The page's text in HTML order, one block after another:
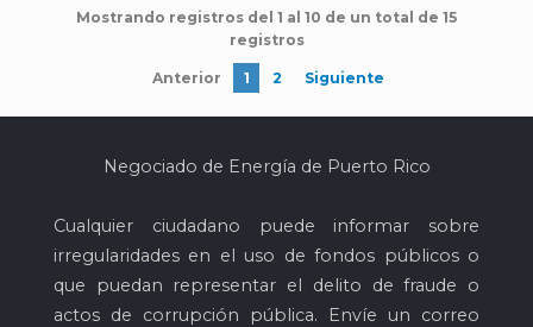
Mostrando registros del 1 al 10 de un total de 15
registros
Anterior 1 2 Siguiente
Negociado de Energía de Puerto Rico
Cualquier ciudadano puede informar sobre
irregularidades en el uso de fondos públicos o
que puedan representar el delito de fraude o
actos de corrupción pública. Envíe un correo